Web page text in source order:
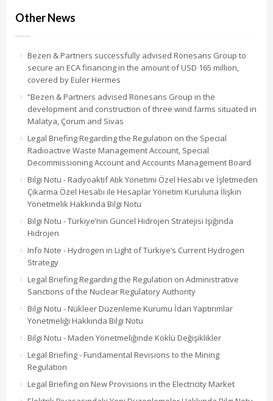
Other News
Bezen & Partners successfully advised Rönesans Group to
secure an ECA financing in the amount of USD 165 million,
covered by Euler Hermes
“Bezen & Partners advised Rönesans Group in the
development and construction of three wind farms situated in
Malatya, Çorum and Sivas
Legal Briefing Regarding the Regulation on the Special
Radioactive Waste Management Account, Special
Decommissioning Account and Accounts Management Board
Bilgi Notu - Radyoaktif Atık Yönetimi Özel Hesabı ve İşletmeden
Çıkarma Özel Hesabı ile Hesaplar Yönetim Kuruluna İlişkin
Yönetmelik Hakkında Bilgi Notu
Bilgi Notu - Türkiye’nin Güncel Hidrojen Stratejisi Işığında
Hidrojen
Info Note - Hydrogen in Light of Türkiye’s Current Hydrogen
Strategy
Legal Briefing Regarding the Regulation on Administrative
Sanctions of the Nuclear Regulatory Authority
Bilgi Notu - Nükleer Düzenleme Kurumu İdari Yaptırımlar
Yönetmeliği Hakkında Bilgi Notu
Bilgi Notu - Maden Yönetmeliğinde Köklü Değişiklikler
Legal Briefing - Fundamental Revisions to the Mining
Regulation
Legal Briefing on New Provisions in the Electricity Market